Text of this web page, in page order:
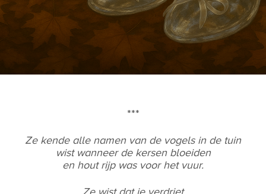
***
Ze kende alle namen van de vogels in de tuin
wist wanneer de kersen bloeiden
en hout rijp was voor het vuur.